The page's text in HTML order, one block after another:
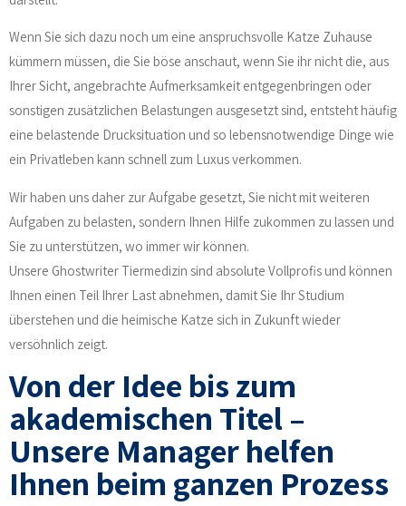
Wenn Sie sich dazu noch um eine anspruchsvolle Katze Zuhause
kümmern müssen, die Sie böse anschaut, wenn Sie ihr nicht die, aus
Ihrer Sicht, angebrachte Aufmerksamkeit entgegenbringen oder
sonstigen zusätzlichen Belastungen ausgesetzt sind, entsteht häufig
eine belastende Drucksituation und so lebensnotwendige Dinge wie
ein Privatleben kann schnell zum Luxus verkommen.
Wir haben uns daher zur Aufgabe gesetzt, Sie nicht mit weiteren
Aufgaben zu belasten, sondern Ihnen Hilfe zukommen zu lassen und
Sie zu unterstützen, wo immer wir können.
Unsere Ghostwriter Tiermedizin sind absolute Vollprofis und können
Ihnen einen Teil Ihrer Last abnehmen, damit Sie Ihr Studium
überstehen und die heimische Katze sich in Zukunft wieder
versöhnlich zeigt.
Von der Idee bis zum
akademischen Titel –
Unsere Manager helfen
Ihnen beim ganzen Prozess